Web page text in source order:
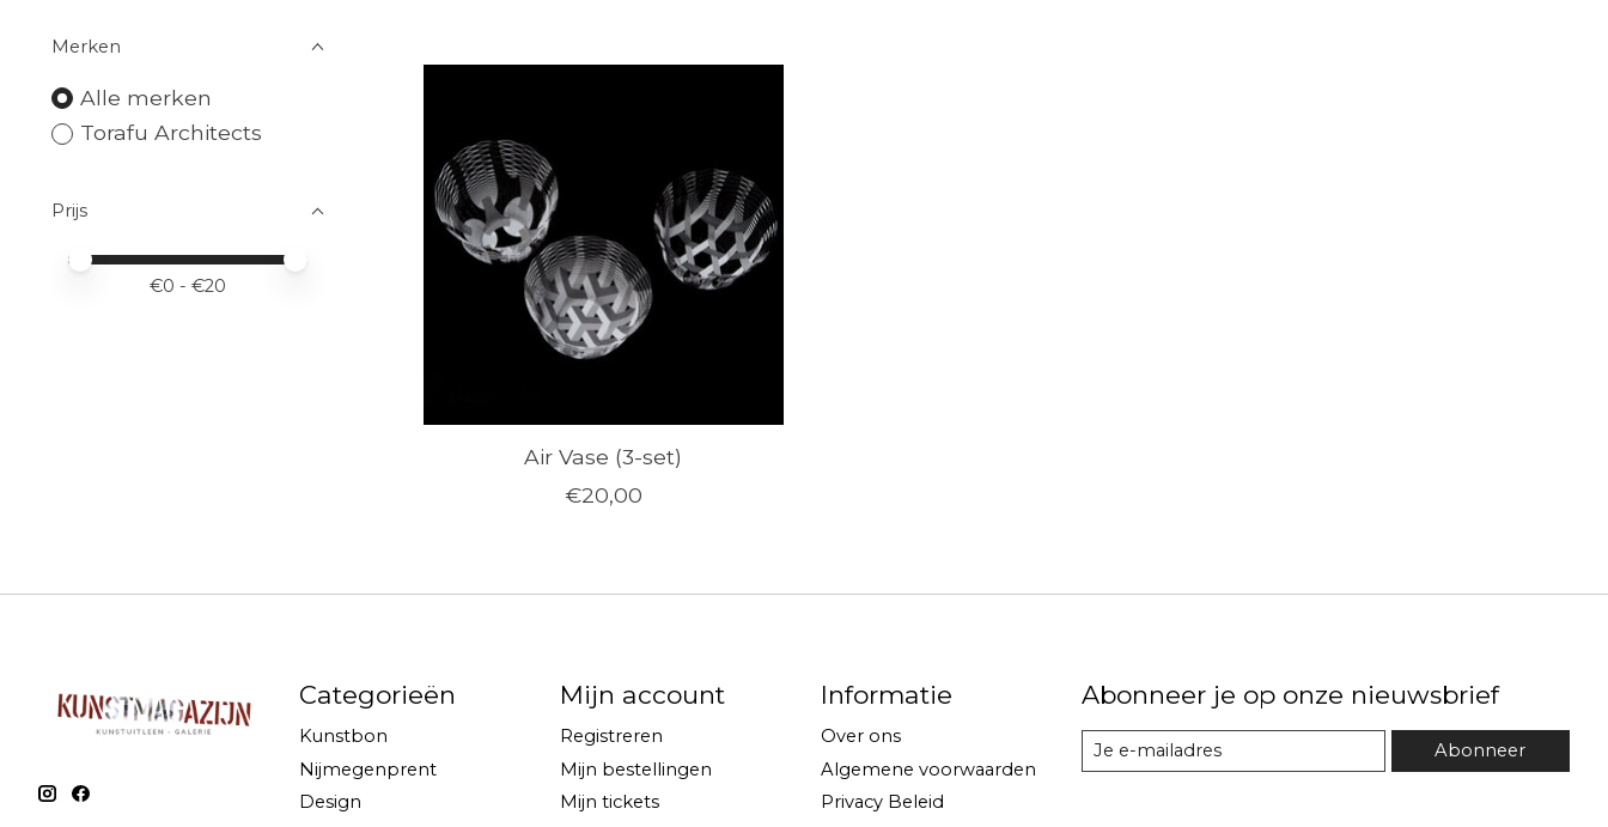
Merken
Alle merken
Torafu Architects
Prijs
Minimale prijswaarde
Price maximum value
€0 - €20
Air Vase (3-set)
€20,00
Categorieën
Kunstbon
Nijmegenprent
Design
Mijn account
Registreren
Mijn bestellingen
Mijn tickets
Informatie
Over ons
Algemene voorwaarden
Privacy Beleid
Abonneer je op onze nieuwsbrief
Abonneer